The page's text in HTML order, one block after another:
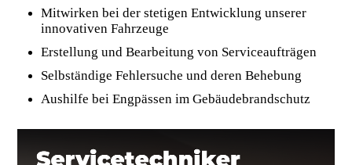
Mitwirken bei der stetigen Entwicklung unserer
innovativen Fahrzeuge
Erstellung und Bearbeitung von Serviceaufträgen
Selbständige Fehlersuche und deren Behebung
Aushilfe bei Engpässen im Gebäudebrandschutz